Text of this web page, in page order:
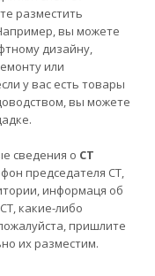
разместить
вы можете
дизайну,
или
у вас есть товары
вы можете
сведения о СТ
председателя СТ,
информаця об
какие-либо
пришлите
их разместим.